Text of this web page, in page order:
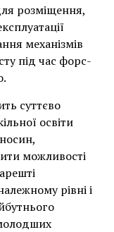
розміщення,
механізмів
під час форс-
суттєво
освіти
можливості
рівні і